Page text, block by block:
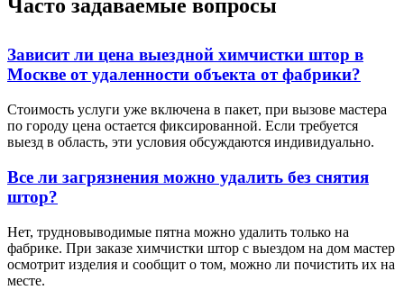
Часто задаваемые вопросы
Зависит ли цена выездной химчистки штор в
Москве от удаленности объекта от фабрики?
Стоимость услуги уже включена в пакет, при вызове мастера
по городу цена остается фиксированной. Если требуется
выезд в область, эти условия обсуждаются индивидуально.
Все ли загрязнения можно удалить без снятия
штор?
Нет, трудновыводимые пятна можно удалить только на
фабрике. При заказе химчистки штор с выездом на дом мастер
осмотрит изделия и сообщит о том, можно ли почистить их на
месте.